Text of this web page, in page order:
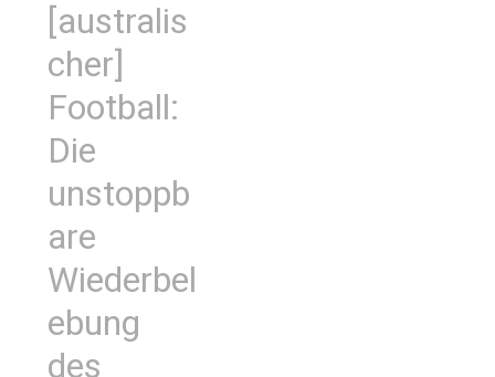
[australis
cher]
Football:
Die
unstoppb
are
Wiederbel
ebung
des